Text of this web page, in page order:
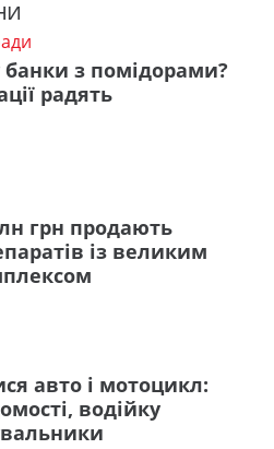
банки з помідорами?
радять
грн продають
із великим
авто і мотоцикл:
водійку